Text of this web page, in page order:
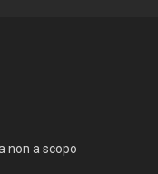
non a scopo